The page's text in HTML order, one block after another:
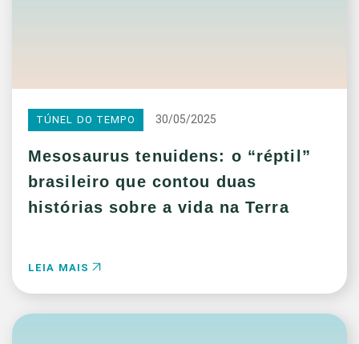
TÚNEL DO TEMPO 30/05/2025
Mesosaurus tenuidens: o “réptil”
brasileiro que contou duas
histórias sobre a vida na Terra
LEIA MAIS